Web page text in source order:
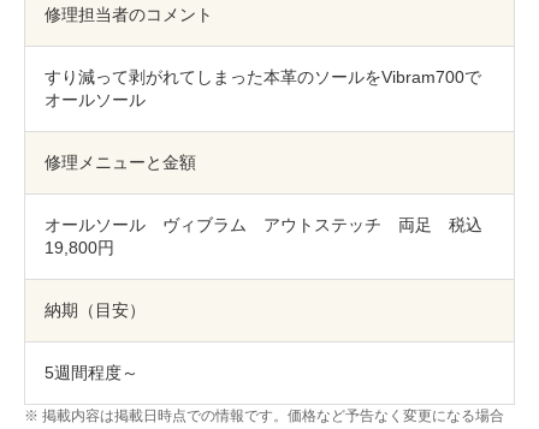
よくあるご質問
お問い合わせ
CLOSE
修理担当者のコメント
すり減って剥がれてしまった本革のソールをVibram700で
オールソール
修理メニューと金額
オールソール ヴィブラム アウトステッチ 両足 税込
19,800円
納期（目安）
5週間程度～
掲載内容は掲載日時点での情報です。価格など予告なく変更になる場合